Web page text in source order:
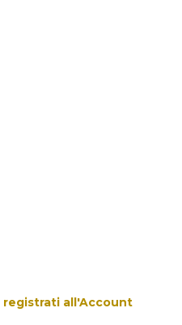
registrati all'Account